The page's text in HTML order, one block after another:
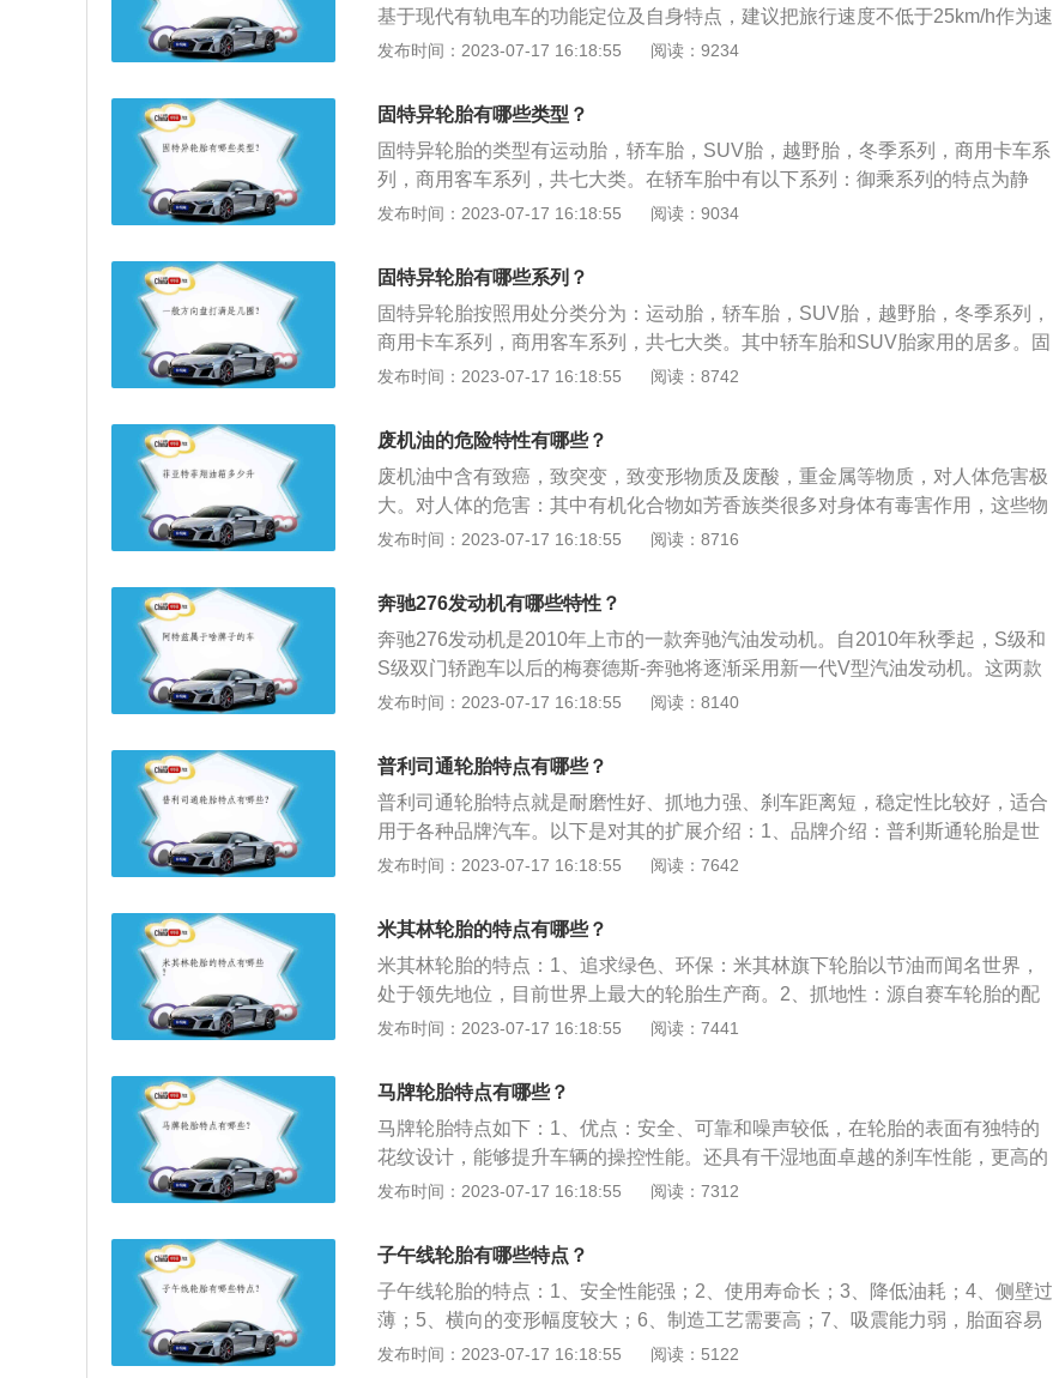
基于现代有轨电车的功能定位及自身特点，建议把旅行速度不低于25km/h作为速
度标值。驾驶特征：现代有轨电车虽然属于城市轨道交通系统，但其线路主要沿
式，即司机通过瞭望前方路段的线路情况和交叉口的信号显示，判断后对列车进
行控制驾驶。控制方式：现代有轨电车处于开放的道路系统中，列车运行由司机
进行控制，控制中心负责对线路整体运行情况、设备状态进行监测，对运力、运
能进行调配。行车交路;借鉴国内外现代有轨电车的运营经验，现代有轨电车运营
宜重点体现出“公交化”的运营理念，共轨或共通道运行现象较为普遍，同一通道
发布时间：2023-07-17 16:18:55 阅读：9234
固特异轮胎有哪些类型？
固特异轮胎的类型有运动胎，轿车胎，SUV胎，越野胎，冬季系列，商用卡车系
列，商用客车系列，共七大类。在轿车胎中有以下系列：御乘系列的特点为静
音，强抓地力，节省油耗；御乘2代系列特点为湿地性能，舒适，静音；逸乘系
省油耗；久乘系统特点坚韧耐用，长里程，静音；惠乘系列特点坚韧耐用，湿地
性能，长里程；NCT5特点为干/湿地性能，节省油耗，静音；三能系列特点干/湿
地性能，舒适，静音；耐乘系列特点为节省油耗，长里程，静音。SUV胎中有以
下系列：鹰驰系列特点卓越操控，强抓地力，灵敏刹车；御乘SUV系列特点强抓
地力，节省油耗，静音；御乘SUV2代特点湿地性能，舒适，静音；都市牧马人S
为坚韧耐用，强抓地力，静音。
发布时间：2023-07-17 16:18:55 阅读：9034
固特异轮胎有哪些系列？
固特异轮胎按照用处分类分为：运动胎，轿车胎，SUV胎，越野胎，冬季系列，
商用卡车系列，商用客车系列，共七大类。其中轿车胎和SUV胎家用的居多。固
特异轮胎的简介：美国固特异轮胎橡胶公司始建于1898年，已有百余年的历史。
司主要在28个国家90多个工厂中生产轮胎、工程橡胶产品和化学产品。如今固特
异在全世界的员工达到80,000多人。固特异轮胎使用的注意事项：务必执行如下
日常保养操作：让轮胎保有适当的气压。车辆制造商为轮胎指定了正确的气压大
小，可以在车门边缘、门柱、杂物箱或油箱口处找到此正确的气压。使用手册中
也列出了此气压值。
发布时间：2023-07-17 16:18:55 阅读：8742
废机油的危险特性有哪些？
废机油中含有致癌，致突变，致变形物质及废酸，重金属等物质，对人体危害极
大。对人体的危害：其中有机化合物如芳香族类很多对身体有毒害作用，这些物
质不但会停留在肺，还会进入血液运行全身，会干扰人的造血系统、神经系统等
性：废机油是指在各种机械、车辆、船舶和设备的使用过程中，由于受到氧化、
热分解作用和杂质污染，其理化性能达到各自的换油指标而被换下来的废油，润
滑油在使用过程中受外界污染会产生大量胶质、氧化物从而降低乃至失去了其控
制摩擦、减少磨损、冷却降温、密封隔离、减轻振动等功效，而变成废油，是已
经使用过的、全部或者部分的由矿物油或合成碳氢化合物(合成油)、贮油罐内残
发布时间：2023-07-17 16:18:55 阅读：8716
奔驰276发动机有哪些特性？
奔驰276发动机是2010年上市的一款奔驰汽油发动机。自2010年秋季起，S级和
S级双门轿跑车以后的梅赛德斯-奔驰将逐渐采用新一代V型汽油发动机。这两款
发动机将重点放在减少尺寸，模块化和技术开发等方面，其中V6和V8分别以M27
下：1、简介：将出色性能与严苛的燃油消耗量目标成功结合的高功率发动机，
提高了声音和振动方面的舒适性。2、燃油方面：符合当前适用的废气排放法规
的要求，并有可能符合将来更严格的法规要求。综合了增压系统和混合化的模块
化概念，可使用乙醇成分高代25%的燃油，并在乙醇成分最高为85%时用作附加
模块。3、喷射系统：全铝制曲轴箱，采用最新一代压电式喷油器和喷油嘴导向
和冷却回路的高级控制和优化。
发布时间：2023-07-17 16:18:55 阅读：8140
普利司通轮胎特点有哪些？
普利司通轮胎特点就是耐磨性好、抓地力强、刹车距离短，稳定性比较好，适合
用于各种品牌汽车。以下是对其的扩展介绍：1、品牌介绍：普利斯通轮胎是世
界最大的轮胎及橡胶产品，1931年3月，普利斯通轮胎在日本福冈县久留米市诞
家的产品上。普利斯通以领先于时代的尖端技术和积累果敢的进取精神，从开
发、销售、物流到售后服务均实行全方位的品质管理。2、注意事项：不管使用
什么品牌的轮胎都离开养护及驾驶习惯，如果平时起步过猛、骤然转向、紧急制
动、在路况不好的地段高速行驶、经常上下马路牙子和停车时轮胎刮蹭障碍物
等，都会导致轮胎的严重磨损，进而降低轮胎的使用寿命。
发布时间：2023-07-17 16:18:55 阅读：7642
米其林轮胎的特点有哪些？
米其林轮胎的特点：1、追求绿色、环保：米其林旗下轮胎以节油而闻名世界，
处于领先地位，目前世界上最大的轮胎生产商。2、抓地性：源自赛车轮胎的配
方，传递理想的抓地力，轮胎抓住地面，为驾驶者提供快速、及时的操控；轮胎
湿地性能：纵向、横向沟槽相互贯通提高排水效率，带来出色的湿地抓地力。
4、吸振功能：更舒适全新先进的胶料配方使其具有更佳的吸振功能，不同的花
纹块大小组合设计，令驾乘更舒适。
发布时间：2023-07-17 16:18:55 阅读：7441
马牌轮胎特点有哪些？
马牌轮胎特点如下：1、优点：安全、可靠和噪声较低，在轮胎的表面有独特的
花纹设计，能够提升车辆的操控性能。还具有干湿地面卓越的刹车性能，更高的
排水保护能力，是全球唯一获准的以时速360公里驾驶的公路轮胎，载入了吉尼
胎，在轮胎完全失压时，车辆仍能以80KM/小时，继续行驶80KM。2、缺点：由
于马牌轮胎重点在于舒适性、可靠性和胎噪低，所以其耐磨性不如其他品牌，只
是一般，而且马牌轮胎有些花纹也不是完全适合中国的一些道路、胎侧较薄、扁
平比高的容易鼓包。
发布时间：2023-07-17 16:18:55 阅读：7312
子午线轮胎有哪些特点？
子午线轮胎的特点：1、安全性能强；2、使用寿命长；3、降低油耗；4、侧壁过
薄；5、横向的变形幅度较大；6、制造工艺需要高；7、吸震能力弱，胎面容易
产生巨大噪音。子午线轮胎可以根据材料不同分成：全纤维子午线轮胎、半钢丝
发布时间：2023-07-17 16:18:55 阅读：5122